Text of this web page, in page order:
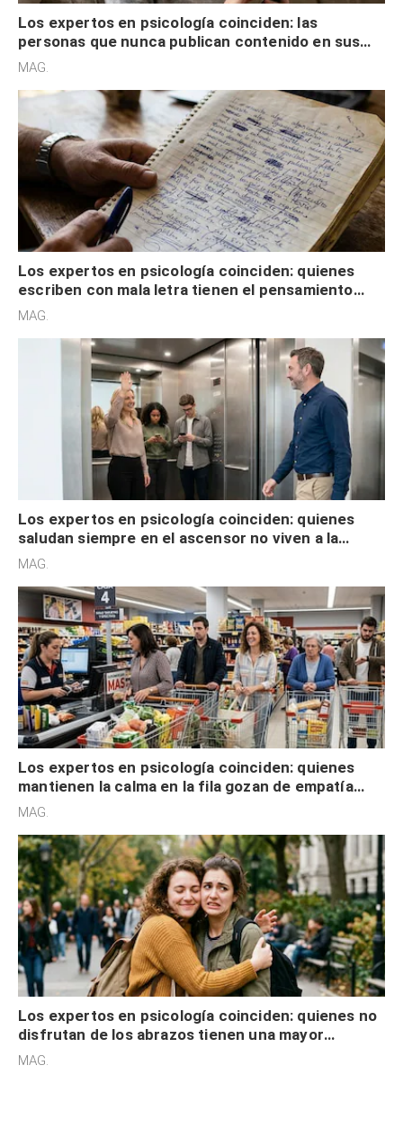
Los expertos en psicología coinciden: las
personas que nunca publican contenido en sus
redes sociales no pretenden buscar validación
MAG.
Los expertos en psicología coinciden: quienes
escriben con mala letra tienen el pensamiento
acelerado y no lo hacen por desinterés
MAG.
Los expertos en psicología coinciden: quienes
saludan siempre en el ascensor no viven a la
defensiva y tienen apertura social
MAG.
Los expertos en psicología coinciden: quienes
mantienen la calma en la fila gozan de empatía
cognitiva, gratitud y no solo tienen autocontrol
MAG.
Los expertos en psicología coinciden: quienes no
disfrutan de los abrazos tienen una mayor
sensibilidad a los estímulos físicos y no es por
MAG.